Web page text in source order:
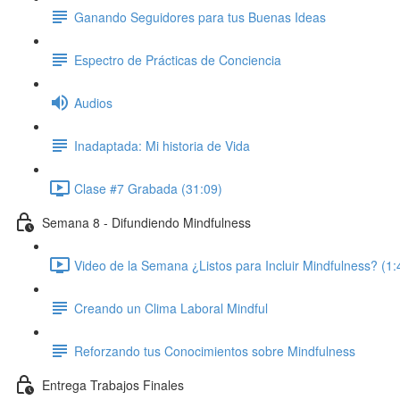
Ganando Seguidores para tus Buenas Ideas
Espectro de Prácticas de Conciencia
Audios
Inadaptada: Mi historia de Vida
Clase #7 Grabada (31:09)
Semana 8 - Difundiendo Mindfulness
Video de la Semana ¿Listos para Incluir Mindfulness?
Creando un Clima Laboral Mindful
Reforzando tus Conocimientos sobre Mindfulness
Entrega Trabajos Finales